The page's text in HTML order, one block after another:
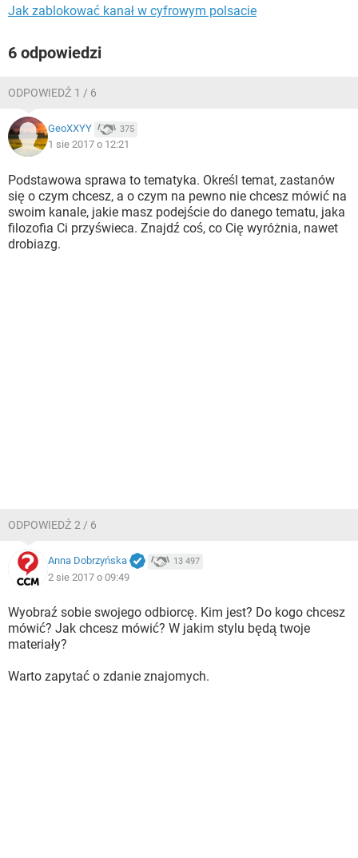
Jak zablokować kanał w cyfrowym polsacie
6 odpowiedzi
ODPOWIEDŹ 1 / 6
GeoXXYY 375
1 sie 2017 o 12:21
Podstawowa sprawa to tematyka. Określ temat, zastanów
się o czym chcesz, a o czym na pewno nie chcesz mówić na
swoim kanale, jakie masz podejście do danego tematu, jaka
filozofia Ci przyświeca. Znajdź coś, co Cię wyróżnia, nawet
drobiazg.
ODPOWIEDŹ 2 / 6
Anna Dobrzyńska 13 497
2 sie 2017 o 09:49
Wyobraź sobie swojego odbiorcę. Kim jest? Do kogo chcesz
mówić? Jak chcesz mówić? W jakim stylu będą twoje
materiały?
Warto zapytać o zdanie znajomych.